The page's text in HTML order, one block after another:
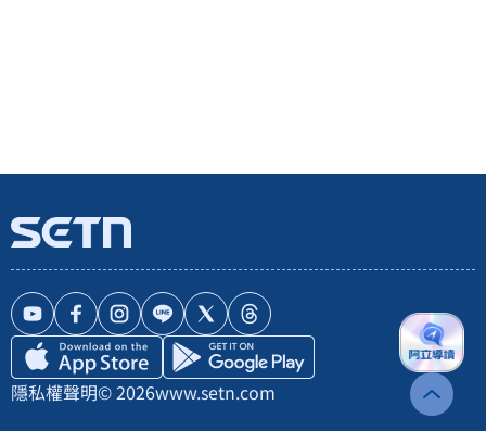
隱私權聲明© 2026www.setn.com